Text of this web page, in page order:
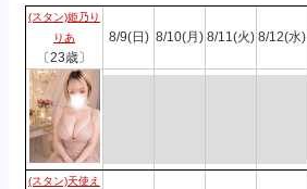
(スタン)姫乃り
りあ
〔23歳〕
8/9(日) 8/10(月) 8/11(火) 8/12(水)
(スタン)天使え